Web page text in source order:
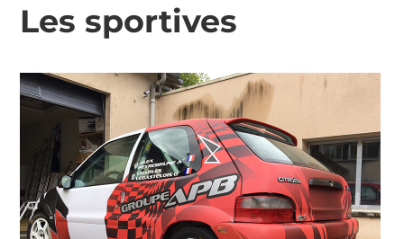
Les sportives